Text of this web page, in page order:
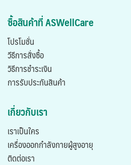
ซื้อสินค้าที่ ASWellCare
โปรโมชั่น
วีธีการสั่งซื้อ
วิธีการชำระเงิน
การรับประกันสินค้า
เกี่ยวกับเรา
เราเป็นใคร
เครื่องออกกำลังกายผู้สูงอายุ
ติดต่อเรา